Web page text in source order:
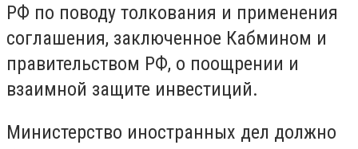
РФ по поводу толкования и применения
соглашения, заключенное Кабмином и
правительством РФ, о поощрении и
взаимной защите инвестиций.
Министерство иностранных дел должно